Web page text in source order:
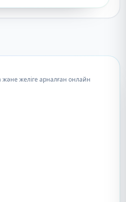
желіге арналған онлайн